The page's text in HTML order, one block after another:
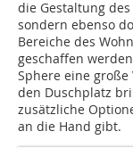
die Gestaltung
sondern ebenso
Bereiche des
geschaffen
Sphere eine
den Duschplatz
zusätzliche
an die Hand gibt.